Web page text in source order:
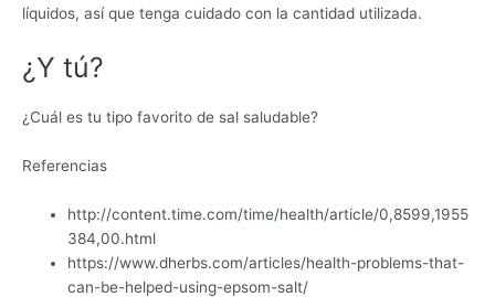
líquidos, así que tenga cuidado con la cantidad utilizada.
¿Y tú?
¿Cuál es tu tipo favorito de sal saludable?
Referencias
http://content.time.com/time/health/article/0,8599,1955
384,00.html
https://www.dherbs.com/articles/health-problems-that-
can-be-helped-using-epsom-salt/